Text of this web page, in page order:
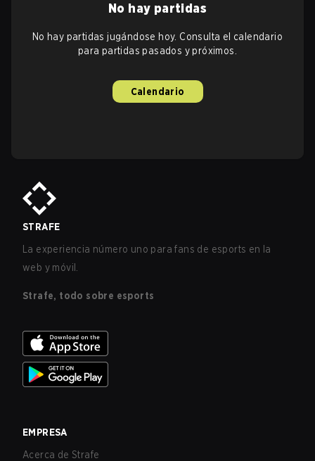
No hay partidas
No hay partidas jugándose hoy. Consulta el calendario
para partidas pasados y próximos.
Calendario
STRAFE
La experiencia número uno para fans de esports en la
web y móvil.
Strafe, todo sobre esports
EMPRESA
Acerca de Strafe